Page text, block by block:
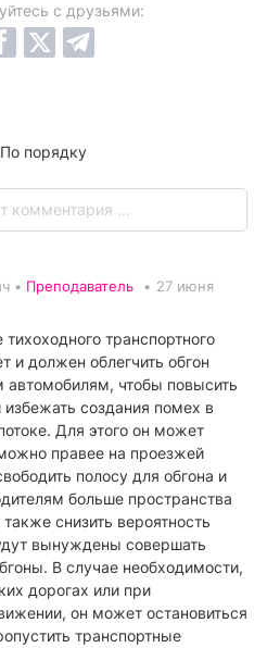
с друзьями:
По порядку
• Преподаватель • 27 июня
тихоходного транспортного
и должен облегчить обгон
чтобы повысить
избежать создания помех в
Для этого он может
правее на проезжей
полосу для обгона и
больше пространства
снизить вероятность
вынуждены совершать
В случае необходимости,
дорогах или при
он может остановиться
транспортные